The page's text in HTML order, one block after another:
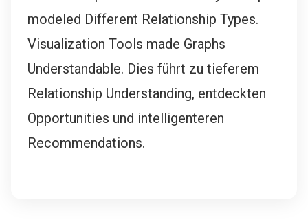
modeled Different Relationship Types.
Visualization Tools made Graphs
Understandable. Dies führt zu tieferem
Relationship Understanding, entdeckten
Opportunities und intelligenteren
Recommendations.